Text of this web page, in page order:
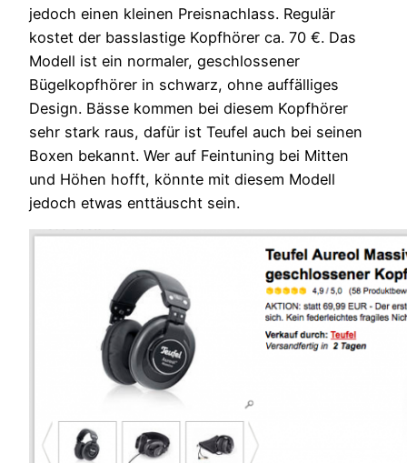
jedoch einen kleinen Preisnachlass. Regulär
kostet der basslastige Kopfhörer ca. 70 €. Das
Modell ist ein normaler, geschlossener
Bügelkopfhörer in schwarz, ohne auffälliges
Design. Bässe kommen bei diesem Kopfhörer
sehr stark raus, dafür ist Teufel auch bei seinen
Boxen bekannt. Wer auf Feintuning bei Mitten
und Höhen hofft, könnte mit diesem Modell
jedoch etwas enttäuscht sein.